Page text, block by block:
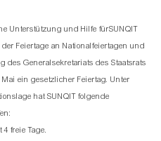
Unterstützung und Hilfe fürSUNQIT
Feiertage an Nationalfeiertagen und
des Generalsekretariats des Staatsrats
ein gesetzlicher Feiertag. Unter
hat SUNQIT folgende
freie Tage.